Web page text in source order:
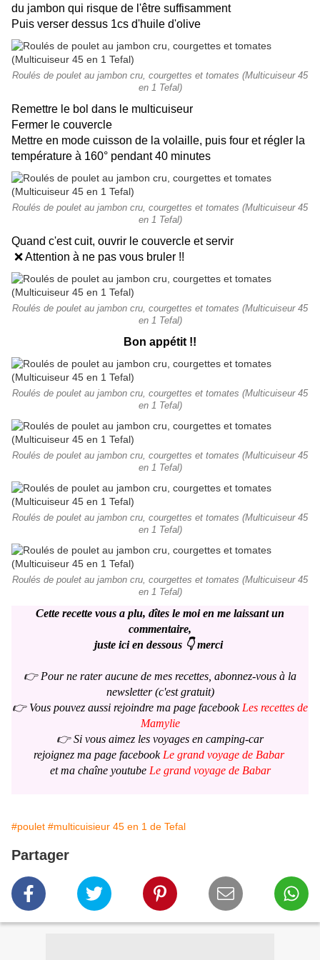
du jambon qui risque de l'être suffisamment
Puis verser dessus 1cs d'huile d'olive
Roulés de poulet au jambon cru, courgettes et tomates (Multicuiseur 45
en 1 Tefal)
Remettre le bol dans le multicuiseur
Fermer le couvercle
Mettre en mode cuisson de la volaille, puis four et régler la
température à 160° pendant 40 minutes
Roulés de poulet au jambon cru, courgettes et tomates (Multicuiseur 45
en 1 Tefal)
Quand c'est cuit, ouvrir le couvercle et servir
❌ Attention à ne pas vous bruler !!
Roulés de poulet au jambon cru, courgettes et tomates (Multicuiseur 45
en 1 Tefal)
Bon appétit !!
Roulés de poulet au jambon cru, courgettes et tomates (Multicuiseur 45
en 1 Tefal)
Roulés de poulet au jambon cru, courgettes et tomates (Multicuiseur 45
en 1 Tefal)
Roulés de poulet au jambon cru, courgettes et tomates (Multicuiseur 45
en 1 Tefal)
Roulés de poulet au jambon cru, courgettes et tomates (Multicuiseur 45
en 1 Tefal)
Cette recette vous a plu, dîtes le moi en me laissant un
commentaire,
juste ici en dessous 👇 merci
👉 Pour ne rater aucune de mes recettes, abonnez-vous à la
newsletter (c'est gratuit)
👉 Vous pouvez aussi rejoindre ma page facebook Les recettes de
Mamylie
👉 Si vous aimez les voyages en camping-car
rejoignez ma page facebook Le grand voyage de Babar
et ma chaîne youtube Le grand voyage de Babar
#poulet #multicuisieur 45 en 1 de Tefal
Partager